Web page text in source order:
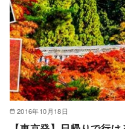
2016年10月18日